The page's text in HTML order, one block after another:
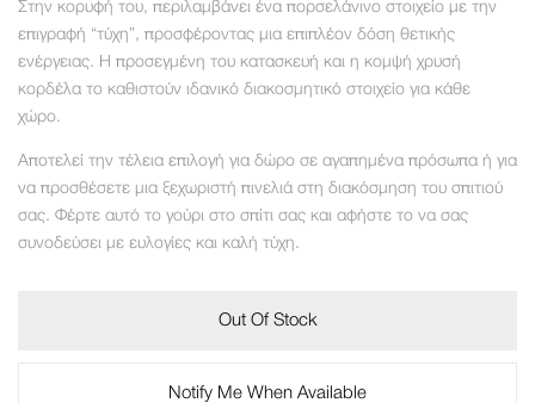
Στην κορυφή του, περιλαμβάνει ένα πορσελάνινο στοιχείο με την
επιγραφή “τύχη”, προσφέροντας μια επιπλέον δόση θετικής
ενέργειας. Η προσεγμένη του κατασκευή και η κομψή χρυσή
κορδέλα το καθιστούν ιδανικό διακοσμητικό στοιχείο για κάθε
χώρο.
Αποτελεί την τέλεια επιλογή για δώρο σε αγαπημένα πρόσωπα ή για
να προσθέσετε μια ξεχωριστή πινελιά στη διακόσμηση του σπιτιού
σας. Φέρτε αυτό το γούρι στο σπίτι σας και αφήστε το να σας
συνοδεύσει με ευλογίες και καλή τύχη.
Out Of Stock
Notify Me When Available